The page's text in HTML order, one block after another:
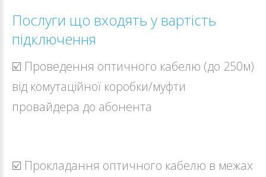
Послуги що входять у вартість
підключення
☑️ Проведення оптичного кабелю (до 250м)
від комутаційної коробки/муфти
провайдера до абонента
☑️ Прокладання оптичного кабелю в межах